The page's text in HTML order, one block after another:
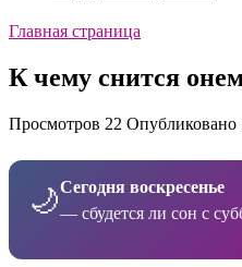
Главная страница
К чему снится
Просмотров 22 Опубликовано
🌙Сегодня воскресенье
— сбудется ли сон с